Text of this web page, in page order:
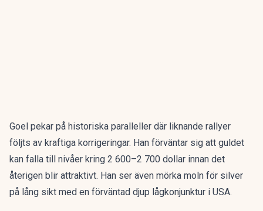
Goel pekar på historiska paralleller där liknande rallyer
följts av kraftiga korrigeringar. Han förväntar sig att guldet
kan falla till nivåer kring 2 600–2 700 dollar innan det
återigen blir attraktivt. Han ser även mörka moln för silver
på lång sikt med en förväntad djup lågkonjunktur i USA.